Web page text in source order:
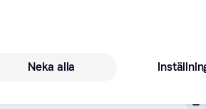
39 kr frakt
Neka alla